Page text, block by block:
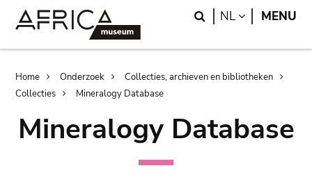
Search
NL LANGUAGE
MENU
Breadcrumb
Home Onderzoek
Collecties, archieven en bibliotheken
Collecties
Mineralogy Database
Mineralogy Database